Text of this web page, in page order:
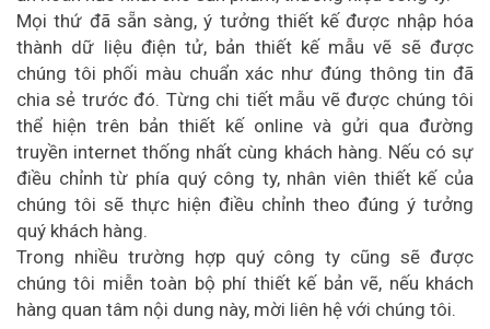
Mọi thứ đã sẵn sàng, ý tưởng thiết kế được nhập hóa
thành dữ liệu điện tử, bản thiết kế mẫu vẽ sẽ được
chúng tôi phối màu chuẩn xác như đúng thông tin đã
chia sẻ trước đó. Từng chi tiết mẫu vẽ được chúng tôi
thể hiện trên bản thiết kế online và gửi qua đường
truyền internet thống nhất cùng khách hàng. Nếu có sự
điều chỉnh từ phía quý công ty, nhân viên thiết kế của
chúng tôi sẽ thực hiện điều chỉnh theo đúng ý tưởng
quý khách hàng.
Trong nhiều trường hợp quý công ty cũng sẽ được
chúng tôi miễn toàn bộ phí thiết kế bản vẽ, nếu khách
hàng quan tâm nội dung này, mời liên hệ với chúng tôi.